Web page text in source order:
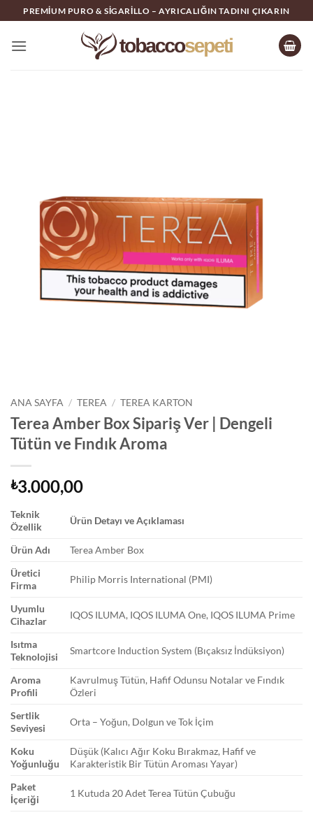
İçeriğe
atla
PREMIUM PURO & SIGARILLO – AYRICALIĞIN TADINI ÇIKARIN
ANA SAYFA / TEREA / TEREA KARTON
Terea Amber Box Sipariş Ver | Dengeli
Tütün ve Fındık Aroma
₺3.000,00
Teknik
Özellik
Ürün Detayı ve Açıklaması
Ürün Adı
Terea Amber Box
Üretici
Firma
Philip Morris International (PMI)
Uyumlu
Cihazlar
IQOS ILUMA, IQOS ILUMA One, IQOS ILUMA Prime
Isıtma
Teknolojisi
Smartcore Induction System (Bıçaksız İndüksiyon)
Aroma
Profili
Kavrulmuş Tütün, Hafif Odunsu Notalar ve Fındık
Özleri
Sertlik
Seviyesi
Orta – Yoğun, Dolgun ve Tok İçim
Koku
Yoğunluğu
Düşük (Kalıcı Ağır Koku Bırakmaz, Hafif ve
Karakteristik Bir Tütün Aroması Yayar)
Paket
İçeriği
1 Kutuda 20 Adet Terea Tütün Çubuğu